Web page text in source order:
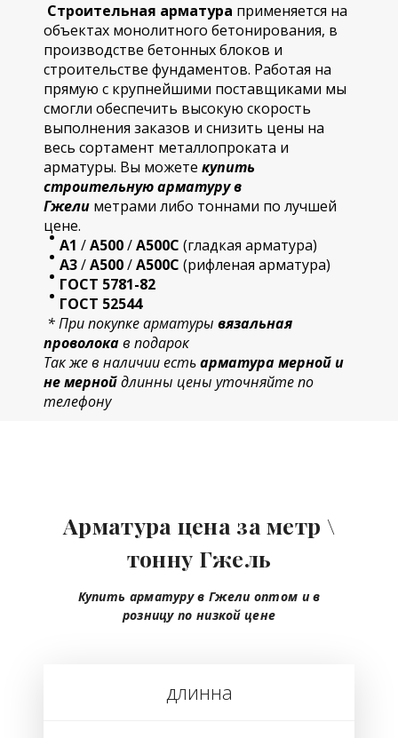
Строительная арматура применяется на
объектах монолитного бетонирования, в
производстве бетонных блоков и
строительстве фундаментов. Работая на
прямую с крупнейшими поставщиками мы
смогли обеспечить высокую скорость
выполнения заказов и снизить цены на
весь сортамент металлопроката и
арматуры. Вы можете купить
строительнуюарматуру в
Гжели метрами либо тоннами по лучшей
цене.
А1 /А500/А500С (гладкая арматура)
А3/А500/А500С (рифленая арматура)
ГОСТ 5781-82
ГОСТ 52544
* При покупке арматуры вязальная
проволокав подарок
Так же в наличии естьарматура мерной и
не мернойдлинны цены уточняйте по
телефону
Арматура цена за метр \
тонну Гжель
Купить арматуру в Гжели оптом и в
розницупо низкой цене
длинна